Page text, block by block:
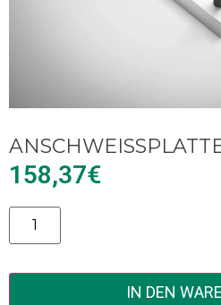
ANSCHWEISSPLATTE
158,37€
Alternative:
IN DEN